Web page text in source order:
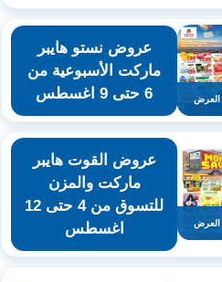
العرض
عروض نستو هايبر
ماركت الأسبوعية من
6 حتى 9 اغسطس
العرض
عروض القوت هايبر
ماركت والمزن
للتسوق من 4 حتى 12
اغسطس